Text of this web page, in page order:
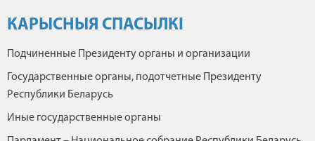
КАРЫСНЫЯ СПАСЫЛКІ
Подчиненные Президенту органы и организации
Государственные органы, подотчетные Президенту
Республики Беларусь
Иные государственные органы